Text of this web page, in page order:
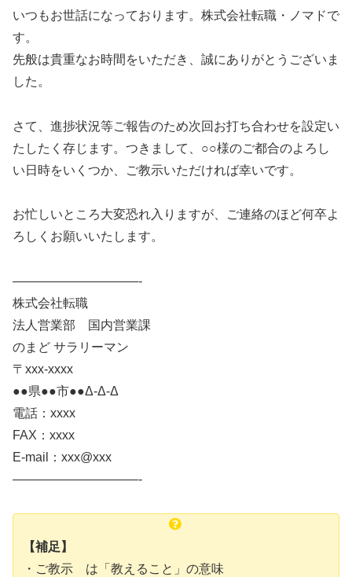
いつもお世話になっております。株式会社転職・ノマドで
す。
先般は貴重なお時間をいただき、誠にありがとうございま
した。
さて、進捗状況等ご報告のため次回お打ち合わせを設定い
たしたく存じます。つきまして、○○様のご都合のよろし
い日時をいくつか、ご教示いただければ幸いです。
お忙しいところ大変恐れ入りますが、ご連絡のほど何卒よ
ろしくお願いいたします。
——————————-
株式会社転職
法人営業部 国内営業課
のまど サラリーマン
〒xxx-xxxx
●●県●●市●●Δ-Δ-Δ
電話：xxxx
FAX：xxxx
E-mail：xxx@xxx
——————————-
【補足】
・ご教示 は「教えること」の意味